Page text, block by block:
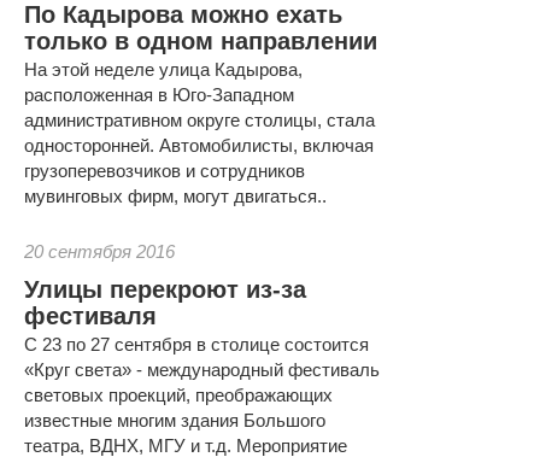
По Кадырова можно ехать
только в одном направлении
На этой неделе улица Кадырова,
расположенная в Юго-Западном
административном округе столицы, стала
односторонней. Автомобилисты, включая
грузоперевозчиков и сотрудников
мувинговых фирм, могут двигаться..
20 сентября 2016
Улицы перекроют из-за
фестиваля
С 23 по 27 сентября в столице состоится
«Круг света» - международный фестиваль
световых проекций, преображающих
известные многим здания Большого
театра, ВДНХ, МГУ и т.д. Мероприятие